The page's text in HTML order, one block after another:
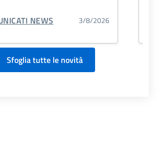
CORRELATA:
NEWS 3/8/2026
Sfoglia tutte le novità